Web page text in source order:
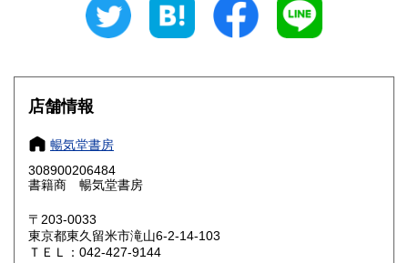
180円 三重県
大阪府
奈良県
鳥取県
岡山県
山口県 180円
店舗情報
暢気堂書房
308900206484
書籍商 暢気堂書房
〒203-0033
東京都東久留米市滝山6-2-14-103
ＴＥＬ：042-427-9144